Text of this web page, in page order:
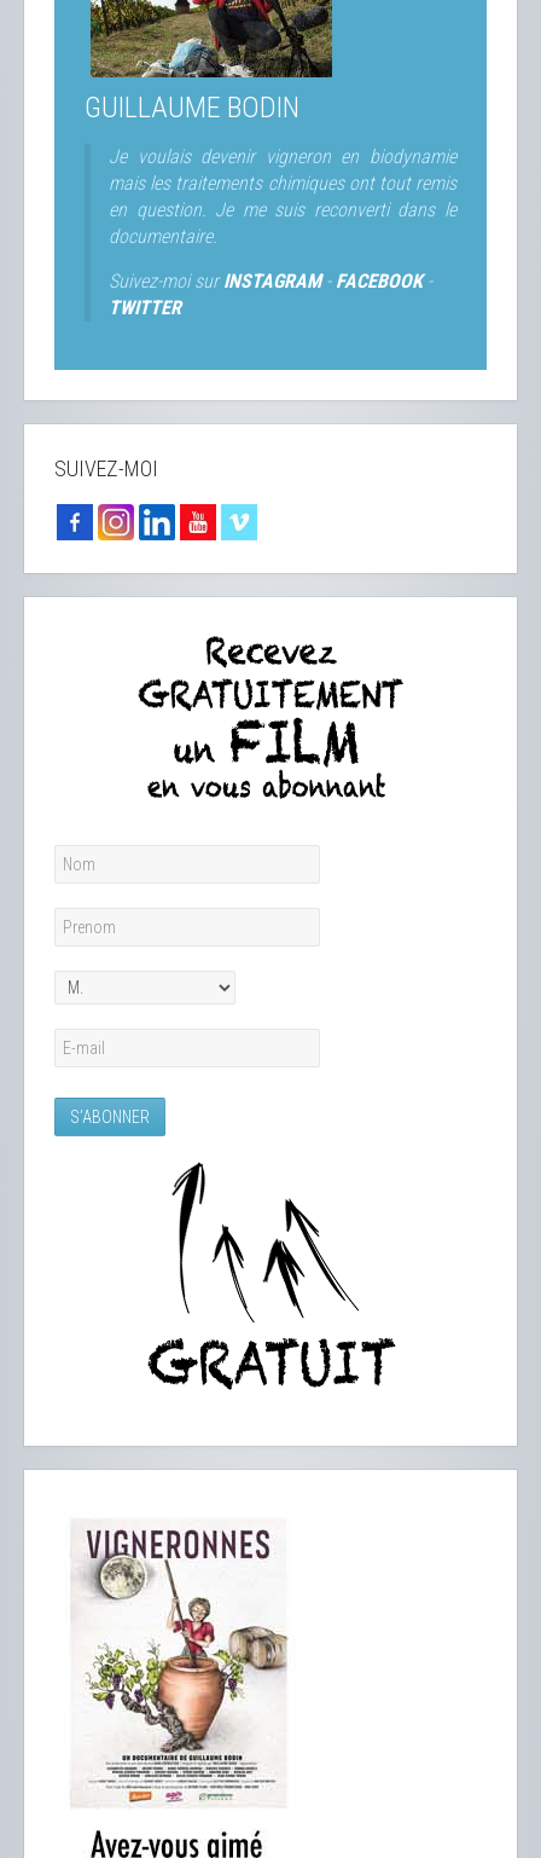
GUILLAUME BODIN
Je voulais devenir vigneron en biodynamie
mais les traitements chimiques ont tout remis
en question. Je me suis reconverti dans le
documentaire.
Suivez-moi surINSTAGRAM- FACEBOOK-
TWITTER
SUIVEZ-MOI